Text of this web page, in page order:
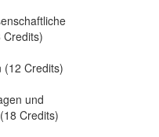
(12 Credits)
und
Credits)